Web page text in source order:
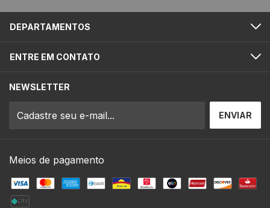
DEPARTAMENTOS
ENTRE EM CONTATO
NEWSLETTER
Meios de pagamento